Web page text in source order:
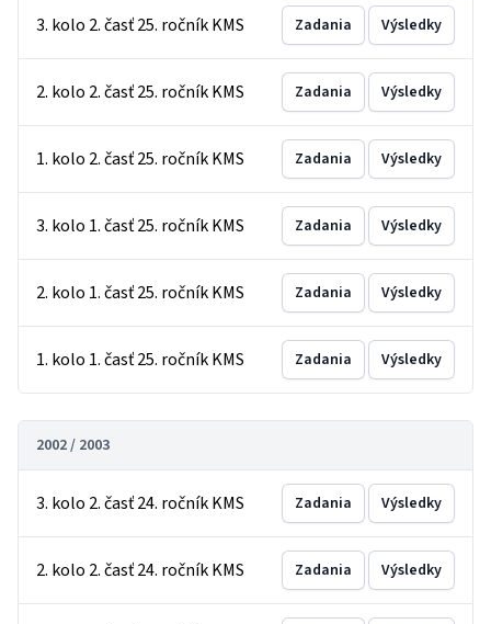
3. kolo 2. časť 25. ročník KMS Zadania Výsledky
2. kolo 2. časť 25. ročník KMS Zadania Výsledky
1. kolo 2. časť 25. ročník KMS Zadania Výsledky
3. kolo 1. časť 25. ročník KMS Zadania Výsledky
2. kolo 1. časť 25. ročník KMS Zadania Výsledky
1. kolo 1. časť 25. ročník KMS Zadania Výsledky
2002 / 2003
3. kolo 2. časť 24. ročník KMS Zadania Výsledky
2. kolo 2. časť 24. ročník KMS Zadania Výsledky